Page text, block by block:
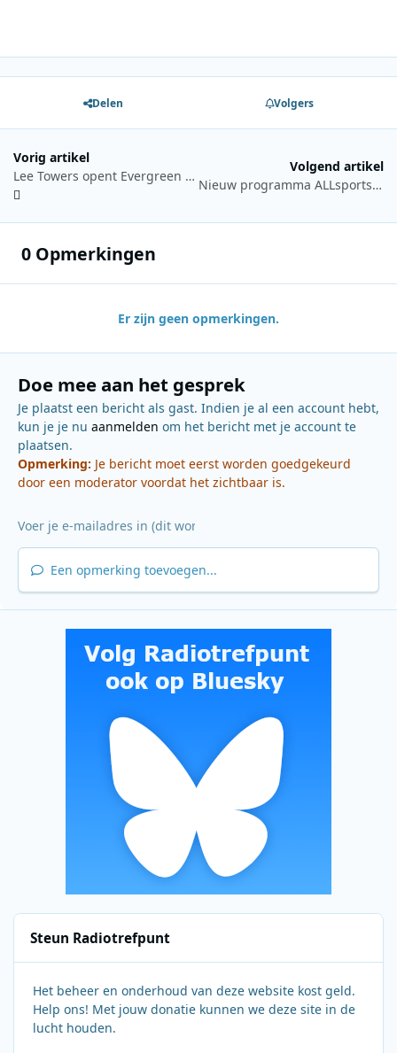
Delen Volgers
Vorig artikel
Lee Towers opent Evergreen Top 1000 stembus
Volgend artikel
Nieuw programma ALLsportsradio: Sport Knowhow XL
0 Opmerkingen
Er zijn geen opmerkingen.
Doe mee aan het gesprek
Je plaatst een bericht als gast. Indien je al een account hebt,
kun je je nu aanmelden om het bericht met je account te
plaatsen.
Opmerking: Je bericht moet eerst worden goedgekeurd
door een moderator voordat het zichtbaar is.
Een opmerking toevoegen...
Steun Radiotrefpunt
Het beheer en onderhoud van deze website kost geld.
Help ons! Met jouw donatie kunnen we deze site in de
lucht houden.